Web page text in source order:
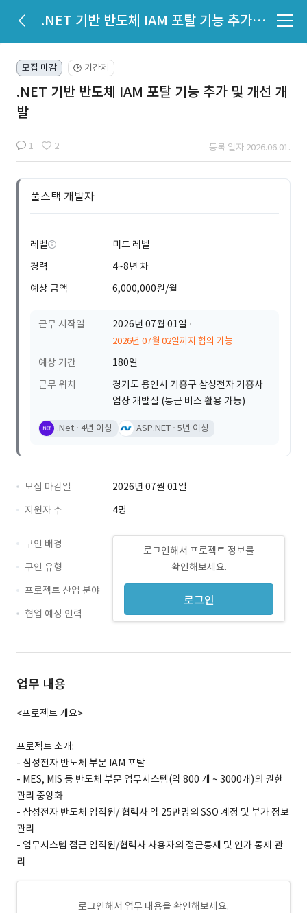
.NET 기반 반도체 IAM 포탈 기능 추가 및 개선 개발
모집 마감 🕒 기간제
.NET 기반 반도체 IAM 포탈 기능 추가 및 개선 개
발
1 2 등록 일자 2026.06.01.
풀스택 개발자
레벨
미드 레벨
경력
4~8년 차
예상 금액
6,000,000원/월
근무 시작일 2026년 07월 01일
2026년 07월 02일까지 협의 가능
예상 기간
180일
근무 위치
경기도 용인시 기흥구 삼성전자 기흥사
업장 개발실 (통근 버스 활용 가능)
.Net 4년 이상 ASP.NET 5년 이상
모집 마감일
2026년 07월 01일
지원자 수
4명
로그인해서 프로젝트 정보를
확인해보세요.
로그인
구인 배경
구인 유형
프로젝트 산업 분야
협업 예정 인력
업무 내용
<프로젝트 개요>
프로젝트 소개:
- 삼성전자 반도체 부문 IAM 포탈
- MES, MIS 등 반도체 부문 업무시스템(약 800 개 ~ 3000개)의 권한
관리 중앙화
- 삼성전자 반도체 임직원/ 협력사 약 25만명의 SSO 계정 및 부가 정보
관리
- 업무시스템 접근 임직원/협력사 사용자의 접근통제 및 인가 통제 관
리
로그인해서 업무 내용을 확인해보세요.